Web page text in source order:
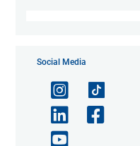
Social Media